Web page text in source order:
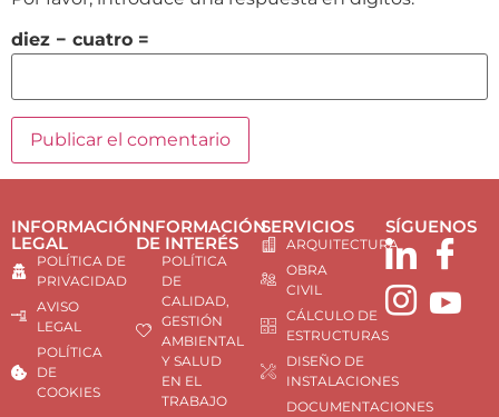
diez − cuatro =
INFORMACIÓN
LEGAL
POLÍTICA DE
PRIVACIDAD
AVISO
LEGAL
POLÍTICA
DE
COOKIES
INFORMACIÓN
DE INTERÉS
POLÍTICA
DE
CALIDAD,
GESTIÓN
AMBIENTAL
Y SALUD
EN EL
TRABAJO
SERVICIOS
ARQUITECTURA
OBRA
CIVIL
CÁLCULO DE
ESTRUCTURAS
DISEÑO DE
INSTALACIONES
DOCUMENTACIONES
SÍGUENOS